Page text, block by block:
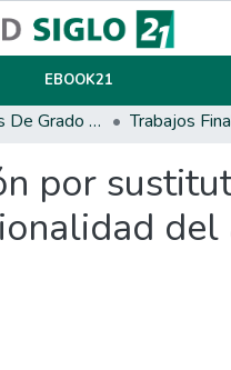
EBOOK21
Trabajos Finales De Grado Y Posgrado Trabajos
por